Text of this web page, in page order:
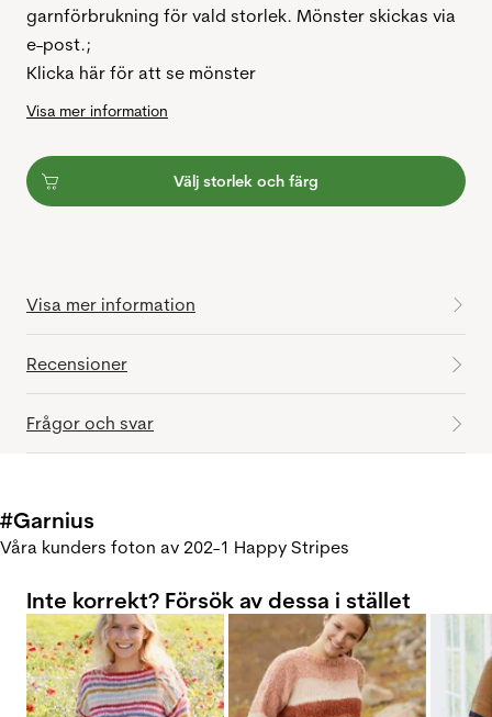
garnförbrukning för vald storlek. Mönster skickas via
e-post.;
Klicka här för att se mönster
Visa mer information
Välj storlek och färg
Visa mer information
Recensioner
Frågor och svar
#Garnius
Våra kunders foton av 202-1 Happy Stripes
Inte korrekt? Försök av dessa i stället